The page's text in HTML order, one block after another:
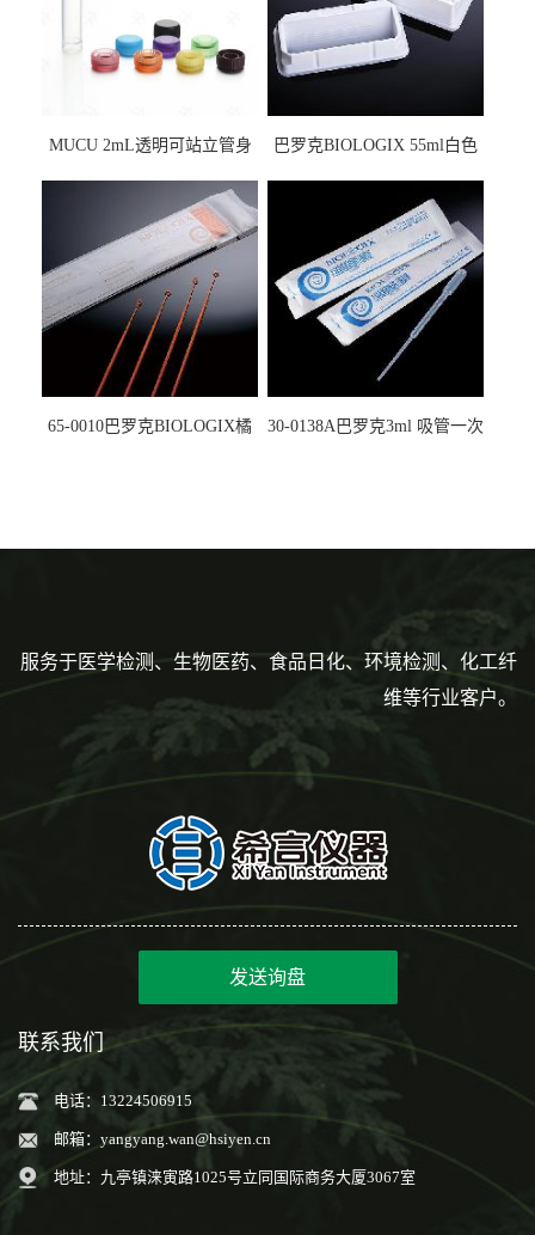
MUCU 2mL透明可站立管身
巴罗克BIOLOGIX 55ml白色
马射线灭菌25-0051
65-0010巴罗克BIOLOGIX橘
30-0138A巴罗克3ml 吸管一次
服务于医学检测、生物医药、食品日化、环境检测、化工纤
维等行业客户。
发送询盘
联系我们
电话：13224506915
邮箱： yangyang.wan@hsiyen.cn
地址：九亭镇涞寅路1025号立同国际商务大厦3067室